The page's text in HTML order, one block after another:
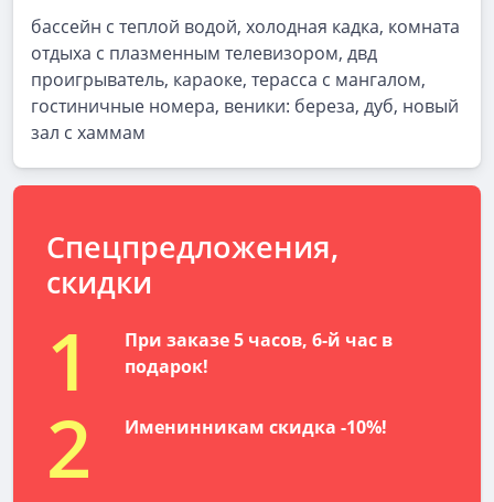
бассейн с теплой водой, холодная кадка, комната
отдыха с плазменным телевизором, двд
проигрыватель, караоке, терасса с мангалом,
гостиничные номера, веники: береза, дуб, новый
зал с хаммам
Спецпредложения,
скидки
1
При заказе 5 часов, 6-й час в
подарок!
2 Именинникам скидка -10%!